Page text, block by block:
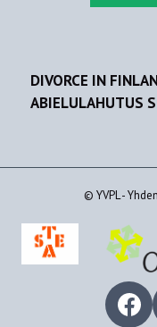
DIVORCE IN
ABIELULAHUTUS
© YVPL -